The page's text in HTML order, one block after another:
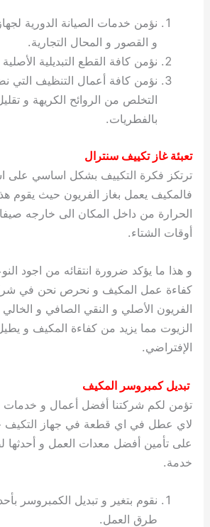
نؤمن خدمات الصيانة الدورية
و القصور و المحال التجارية.
نؤمن كافة القطع التبديلية
نؤمن كافة أعمال التنظيف التي
التخلص من الروائح الكريهة و
بالفطريات.
تعبئة غاز تكييف سنترال
ترتكز فكرة التكييف بشكل اساسي على
فالمكيف يعمل بغاز الفريون حيث يقوم
الحرارة من داخل المكان الى خارجه
أوقات الشتاء.
و هذا ما يؤكد ضرورة انتقائه من اجود
كفاءة عمل المكيف و نحرص نحن في
الفريون الأصلي و النقي الصافي و
الزيوت مما يزيد من كفاءة المكيف و
الإفتراضي.
تبديل كمبروسر المكيف
تؤمن لكم شركتنا أفضل أعمال و خدمات
لاي عطل في اي قطعة في جهاز
على تأمين أفضل معدات العمل و أحدثها
خدمة.
نقوم بتغير و تبديل الكمبروسر
طرق العمل.